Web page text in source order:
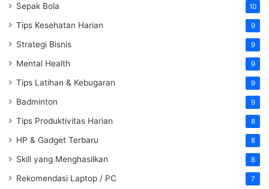
Sepak Bola 10
Tips Kesehatan Harian 9
Strategi Bisnis 9
Mental Health 9
Tips Latihan & Kebugaran 9
Badminton 9
Tips Produktivitas Harian 8
HP & Gadget Terbaru 8
Skill yang Menghasilkan 8
Rekomendasi Laptop / PC 7